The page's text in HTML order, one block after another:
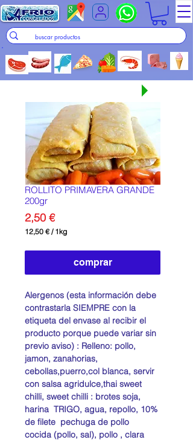
ROLLITO PRIMAVERA GRANDE
200gr
2,50 €Precio
12,50 € / 1kg
por
comprar
Alergenos (esta información debe
contrastarla SIEMPRE con la
etiqueta del envase al recibir el
producto porque puede variar sin
previo aviso) : Relleno: pollo,
jamon, zanahorias,
cebollas,puerro,col blanca, servir
con salsa agridulce,thai sweet
chilli, sweet chilli : brotes soja,
harina TRIGO, agua, repollo, 10%
de filete pechuga de pollo
cocida (pollo, sal), pollo , clara